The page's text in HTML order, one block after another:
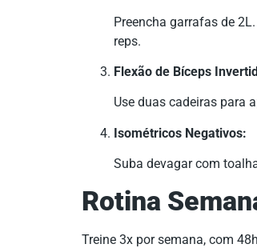
Preencha garrafas de
reps.
Flexão de Bíceps
Use duas cadeiras para
Isométricos Negativos:
Suba devagar com
Rotina
Treine 3x por semana, com